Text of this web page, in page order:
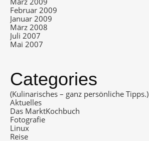
Februar 2009
Januar 2009
März 2008
Juli 2007
Mai 2007
Categories
(Kulinarisches – ganz persönliche Tipps.)
Aktuelles
Das MarktKochbuch
Fotografie
Linux
Reise